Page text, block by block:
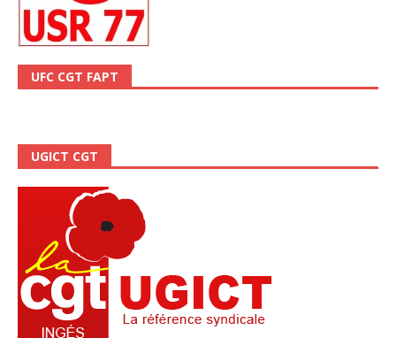
UFC CGT FAPT
UGICT CGT